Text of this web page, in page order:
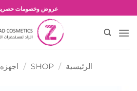
للمحتوى
شحن مجاني للطلبات بقيمة 1500 جنية أو أكثر
عروض وخصومات حصرية
الرئيسية /
SHOP
/ اجهزه DEVICES